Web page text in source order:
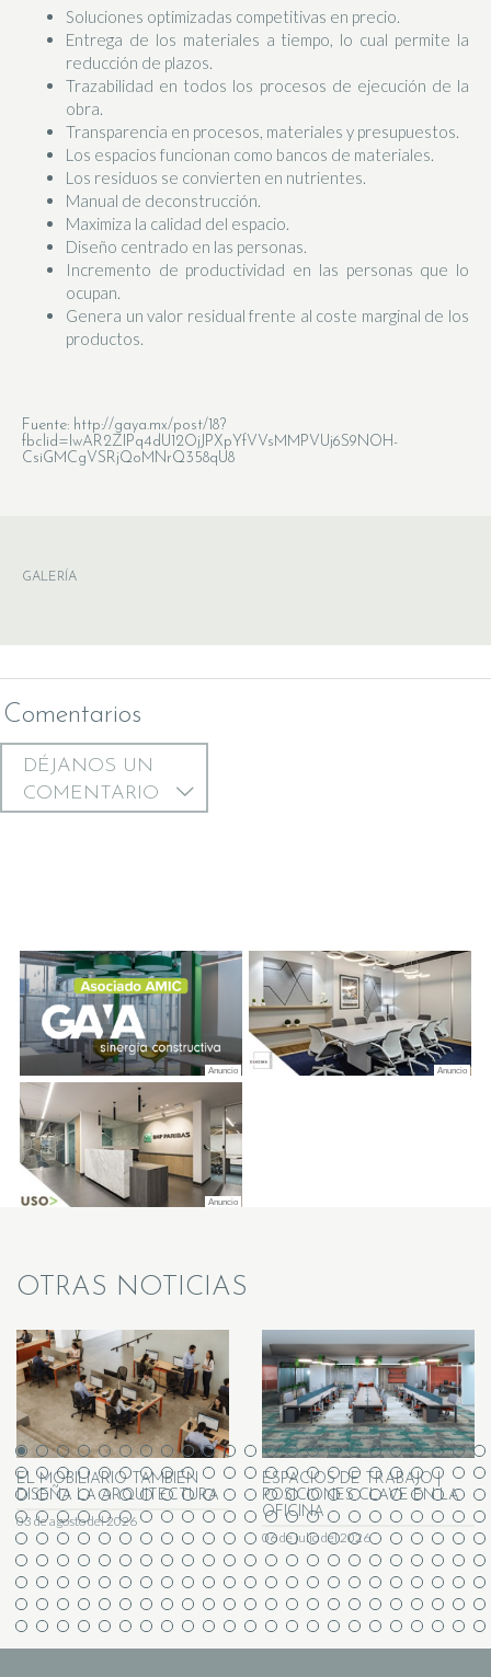
Soluciones optimizadas competitivas en precio.
Entrega de los materiales a tiempo, lo cual permite la
reducción de plazos.
Trazabilidad en todos los procesos de ejecución de la
obra.
Transparencia en procesos, materiales y presupuestos.
Los espacios funcionan como bancos de materiales.
Los residuos se convierten en nutrientes.
Manual de deconstrucción.
Maximiza la calidad del espacio.
Diseño centrado en las personas.
Incremento de productividad en las personas que lo
ocupan.
Genera un valor residual frente al coste marginal de los
productos.
Fuente: http://gaya.mx/post/18?
fbclid=IwAR2ZIPq4dU12OjJPXpYfVVsMMPVUj6S9NOH-
CsiGMCgVSRjQoMNrQ358qU8
GALERÍA
Comentarios
DÉJANOS UN
COMENTARIO
OTRAS NOTICIAS
EL MOBILIARIO TAMBIÉN
DISEÑA LA ARQUITECTURA
03 de agosto del 2026
ESPACIOS DE TRABAJO |
POSICIONES CLAVE EN LA
OFICINA
06 de julio del 2026